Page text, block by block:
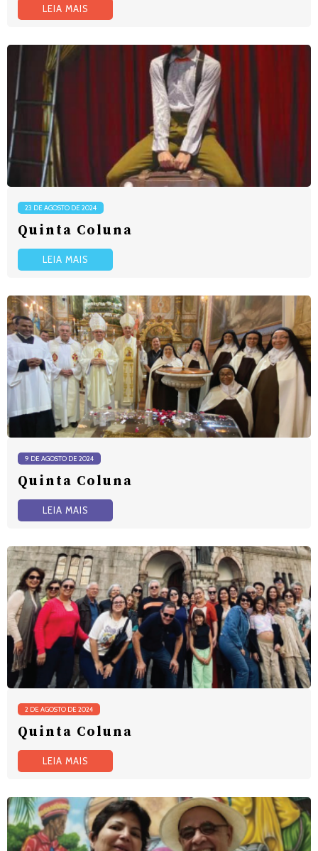
LEIA MAIS
23 DE AGOSTO DE 2024
Quinta Coluna
LEIA MAIS
9 DE AGOSTO DE 2024
Quinta Coluna
LEIA MAIS
2 DE AGOSTO DE 2024
Quinta Coluna
LEIA MAIS